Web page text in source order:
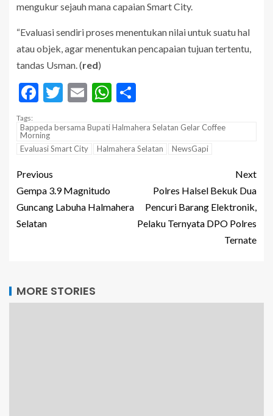
mengukur sejauh mana capaian Smart City.
“Evaluasi sendiri proses menentukan nilai untuk suatu hal
atau objek, agar menentukan pencapaian tujuan tertentu,
tandas Usman. (red)
Facebook
Twitter
EmailWhatsApp
Tags:
Bappeda bersama Bupati Halmahera Selatan Gelar Coffee
Morning
Evaluasi Smart City
Halmahera Selatan NewsGapi
Previous
Gempa 3.9 Magnitudo
Guncang Labuha Halmahera
Selatan
Next
Polres Halsel Bekuk Dua
Pencuri Barang Elektronik,
Pelaku Ternyata DPO Polres
Ternate
MORE STORIES